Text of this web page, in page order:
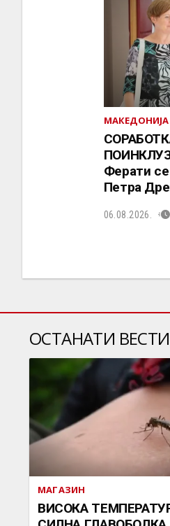
МАКЕДОНИЈА
Ферати
Петра
06.08.2026.
ОСТАНАТИ
МАГАЗИН
ВИСОКА